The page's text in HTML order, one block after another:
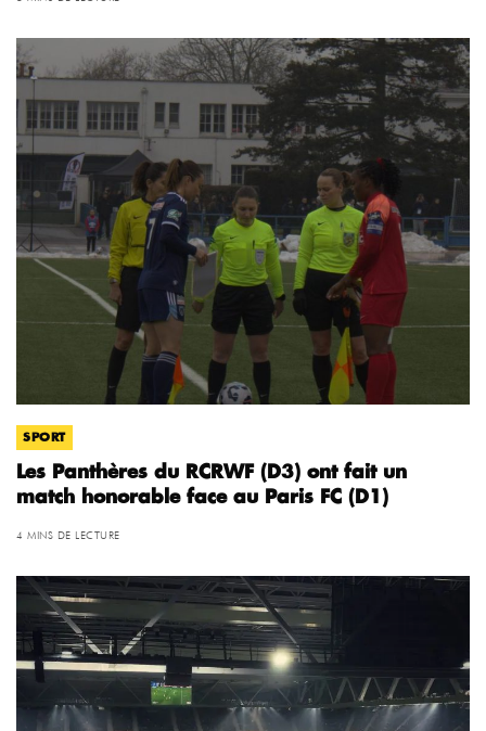
SPORT
Les Panthères du RCRWF (D3) ont fait un
match honorable face au Paris FC (D1)
4 MINS DE LECTURE